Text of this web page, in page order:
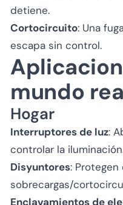
detiene.
Cortocircuito: Una
escapa sin control.
mundo
Hogar
Interruptores de luz:
controlar la
Disyuntores:
sobrecargas/
Enclavamientos de